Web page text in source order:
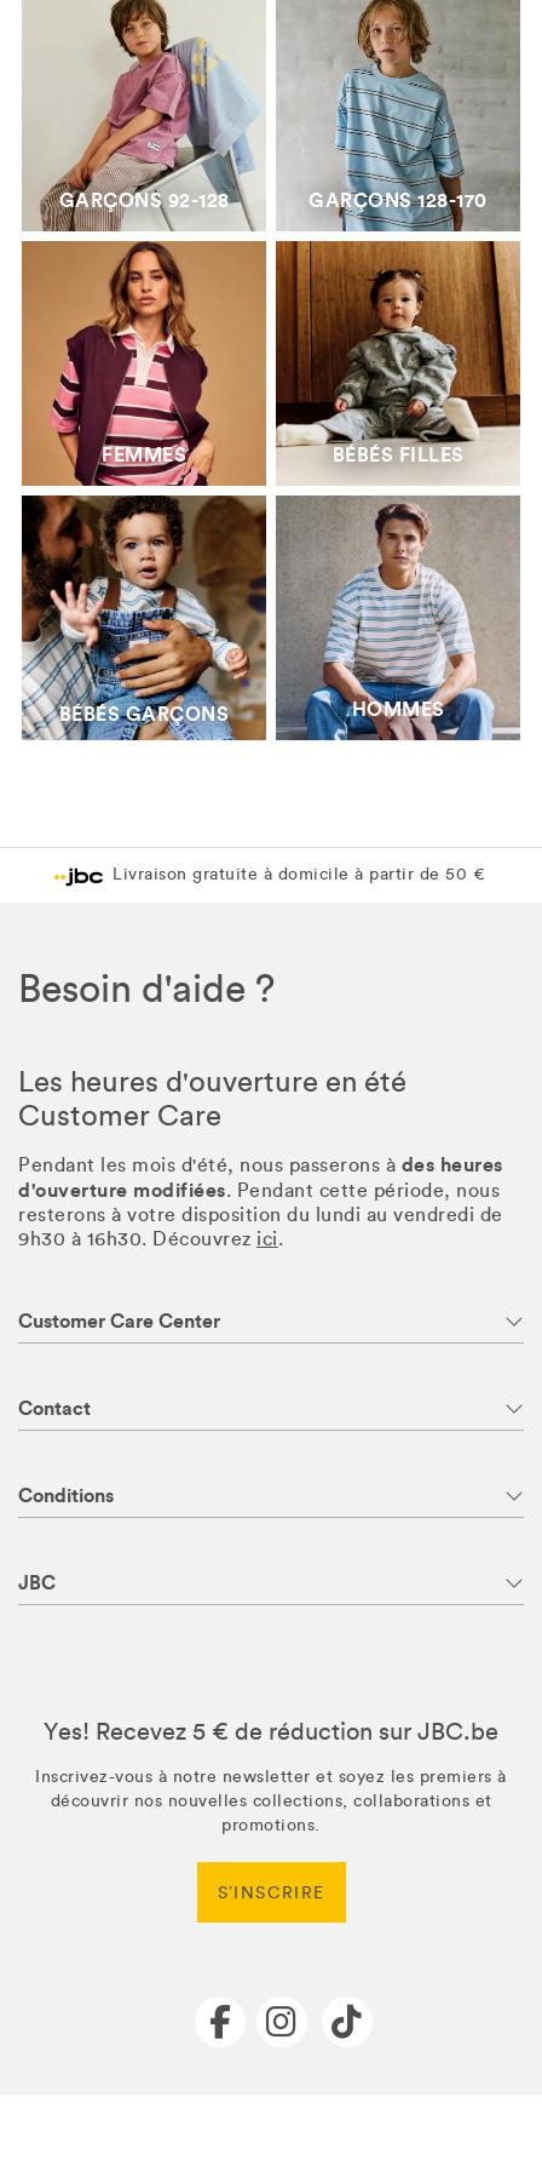
GARÇONS 92-128 GARÇONS 128-170
FEMMES BÉBÉS FILLES
BÉBÉS GARÇONS HOMMES
Livraison gratuite à domicile à partir de 50 €
Besoin d'aide ?
Les heures d'ouverture en été
Customer Care
Pendant les mois d'été, nous passerons à des heures
d'ouverture modifiées. Pendant cette période, nous
resterons à votre disposition du lundi au vendredi de
9h30 à 16h30. Découvrez ici.
Customer Care Center
Contact
Conditions
JBC
Yes! Recevez 5 € de réduction sur JBC.be
Inscrivez-vous à notre newsletter et soyez les premiers à
découvrir nos nouvelles collections, collaborations et
promotions.
S’INSCRIRE